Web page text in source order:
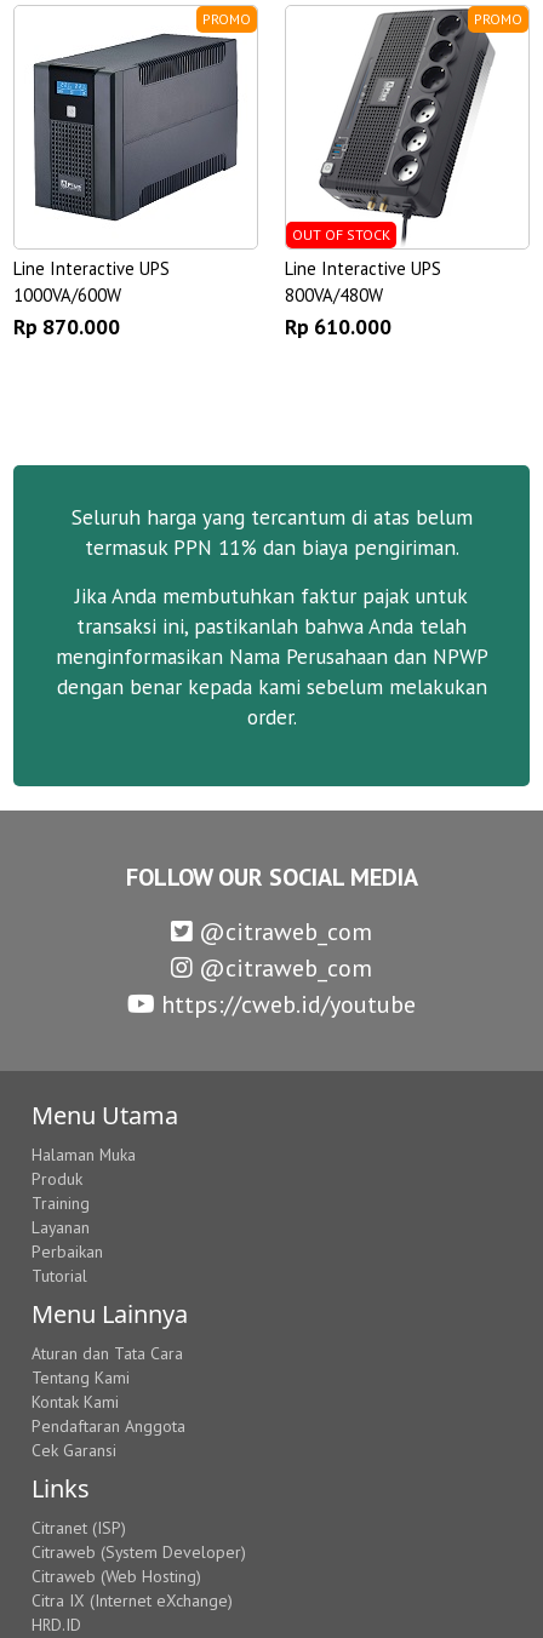
PROMO
Line Interactive UPS
1000VA/600W
Rp 870.000
PROMO
OUT OF STOCK
Line Interactive UPS
800VA/480W
Rp 610.000
Seluruh harga yang tercantum di atas belum
termasuk PPN 11% dan biaya pengiriman.
Jika Anda membutuhkan faktur pajak untuk
transaksi ini, pastikanlah bahwa Anda telah
menginformasikan Nama Perusahaan dan NPWP
dengan benar kepada kami sebelum melakukan
order.
FOLLOW OUR SOCIAL MEDIA
@citraweb_com
@citraweb_com
https://cweb.id/youtube
Menu Utama
Halaman Muka
Produk
Training
Layanan
Perbaikan
Tutorial
Menu Lainnya
Aturan dan Tata Cara
Tentang Kami
Kontak Kami
Pendaftaran Anggota
Cek Garansi
Links
Citranet (ISP)
Citraweb (System Developer)
Citraweb (Web Hosting)
Citra IX (Internet eXchange)
HRD.ID